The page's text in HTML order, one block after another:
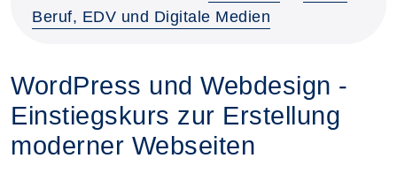
Beruf, EDV und Digitale Medien
WordPress und Webdesign -
Einstiegskurs zur Erstellung
moderner Webseiten